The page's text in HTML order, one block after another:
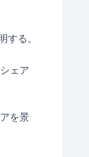
る。
ェア
を景